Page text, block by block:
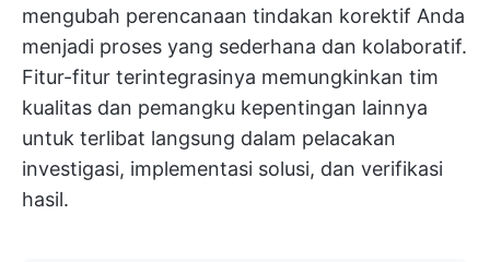
mengubah perencanaan tindakan korektif Anda
menjadi proses yang sederhana dan kolaboratif.
Fitur-fitur terintegrasinya memungkinkan tim
kualitas dan pemangku kepentingan lainnya
untuk terlibat langsung dalam pelacakan
investigasi, implementasi solusi, dan verifikasi
hasil.